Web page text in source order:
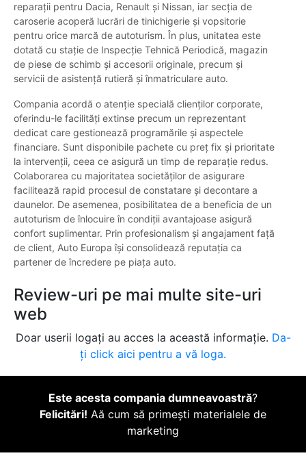
reparații pentru Dacia, Renault și Nissan, iar secția de
caroserie acoperă lucrări de tinichigerie și vopsitorie
pentru orice marcă de autoturism. În plus, unitatea este
dotată cu stație de Inspecție Tehnică Periodică, magazin
de piese de schimb și accesorii originale, precum și
servicii de asistență rutieră și înmatriculare auto.
Compania acordă o atenție specială clienților corporate,
oferindu-le facilități extinse precum un reprezentant
dedicat care gestionează programările și aspectele
financiare. Sunt disponibile pachete cu preț fix și prioritate
la intervenții, ceea ce asigură un timp de reparație redus.
Colaborarea cu majoritatea societăților de asigurare
facilitează rapid procesul de constatare și decontare a
daunelor. De asemenea, posibilitatea de a beneficia de un
autoturism de înlocuire în condiții avantajoase asigură
confort suplimentar. Prin profesionalism și angajament față
de client, Auto Europa își consolidează reputația ca
partener de încredere pe piața auto.
Review-uri pe mai multe site-uri
web
Doar userii logați au acces la această informație. Da-
ți click aici pentru a vă loga.
Este acesta compania dumneavoastră?
Felicitări! Aă cum să primești materialele de
marketing